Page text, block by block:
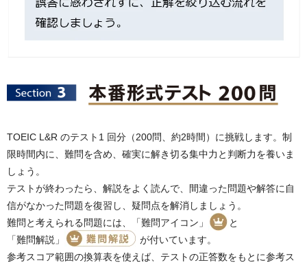
TOEIC L&R のテスト1 回分（200問、約2時間）に挑戦します。制
限時間内に、難問を含め、確実に解き切る集中力と判断力を養いま
しょう。
テストが終わったら、解説をよく読んで、間違った問題や解答に自
信がなかった問題を復習し、疑問点を解消しましょう。
難問と考えられる問題には、
「難問アイコン」
と
「難問解説」
が付いています。
参考スコア範囲の換算表を使えば、テストの正答数をもとに参考ス